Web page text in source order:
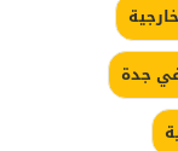
جدة